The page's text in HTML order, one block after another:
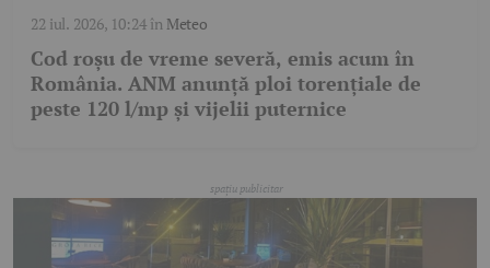
22 iul. 2026, 10:24în Meteo
Cod roșu de vreme severă, emis acum în
România. ANM anunță ploi torențiale de
peste 120 l/mp și vijelii puternice